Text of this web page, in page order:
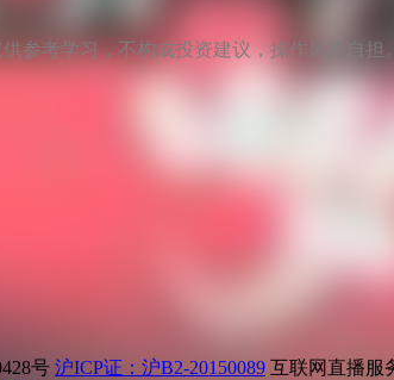
参考学习，不构成投资建议，操作风险自担
号 沪ICP证：沪B2-20150089 互联网直播服